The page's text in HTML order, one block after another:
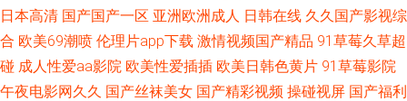
美性爱一卡2卡 深夜无码福利视频 91蜜桃 wwwAV网站址 国产欧美性交 99爱
视频 伊人在线成人av 99麻豆 豆花18在线网页 玖玖热玖玖玖 人人操天天操
日本高清 国产国产一区 亚洲欧洲成人 日韩在线 久久国产影视综
合 欧美69潮喷 伦理片app下载 激情视频国产精品 91草莓久草超
碰 成人性爱aa影院 欧美性爱插插 欧美日韩色黄片 91草莓影院
午夜电影网久久 国产丝袜美女 国产精彩视频 操碰视屏 国产福利